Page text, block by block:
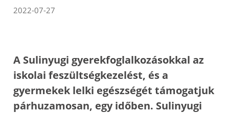
2022-07-27
A Sulinyugi gyerekfoglalkozásokkal az
iskolai feszültségkezelést, és a
gyermekek lelki egészségét támogatjuk
párhuzamosan, egy időben. Sulinyugi